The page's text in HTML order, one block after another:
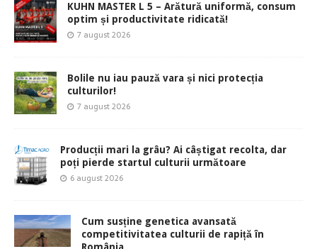
KUHN MASTER L 5 – Arătură uniformă, consum
optim și productivitate ridicată!
7 august 2026
Bolile nu iau pauză vara și nici protecția
culturilor!
7 august 2026
Producții mari la grâu? Ai câștigat recolta, dar
poți pierde startul culturii următoare
6 august 2026
Cum susține genetica avansată
competitivitatea culturii de rapiță în